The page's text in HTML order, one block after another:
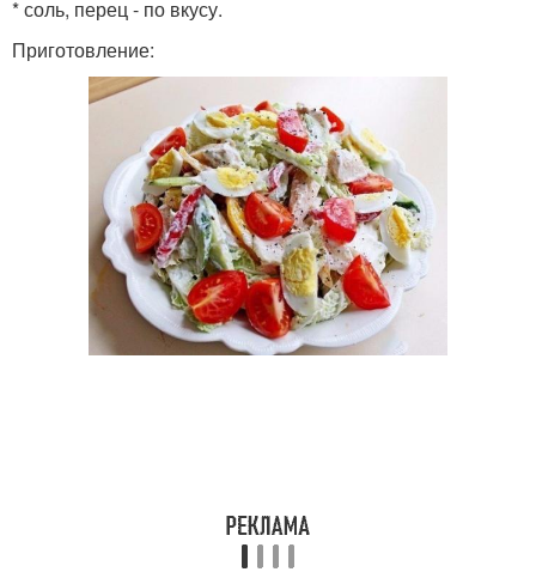
* соль, перец - по вкусу.
Приготовление: